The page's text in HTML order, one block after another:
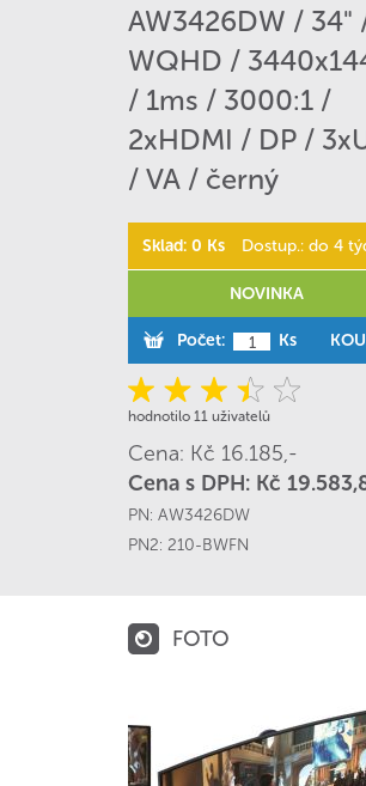
AW3426DW / 34"
WQHD /
/ 1ms / 3000:1 /
2xHDMI / DP /
/ VA / černý
Sklad: 0 Ks Dostup.: do 4
NOVINKA
Počet: Ks
hodnotilo 11 uživatelů
Cena: Kč 16.185,-
Cena s DPH: Kč
PN: AW3426DW
PN2: 210-BWFN
FOTO